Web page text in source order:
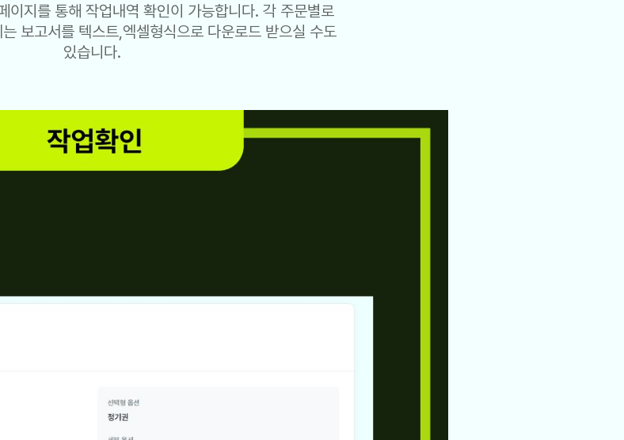
이지를 통해 작업내역 확인이 가능합니다. 각 주문별로
보고서를 텍스트,엑셀형식으로 다운로드 받으실 수도
있습니다.